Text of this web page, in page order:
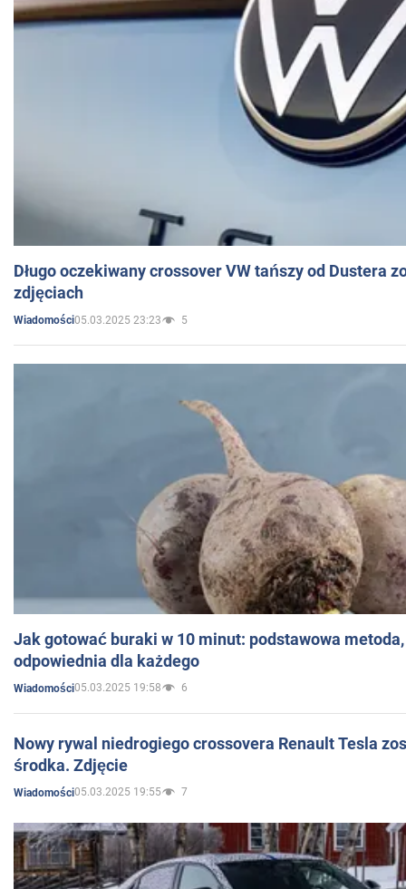
Długo oczekiwany crossover VW tańszy od Dustera
zdjęciach
Wiadomości05.03.2025 23:23 5
Jak gotować buraki w 10 minut: podstawowa
odpowiednia dla każdego
Wiadomości05.03.2025 19:58 6
Nowy rywal niedrogiego crossovera Renault Tesla
środka. Zdjęcie
Wiadomości05.03.2025 19:55 7